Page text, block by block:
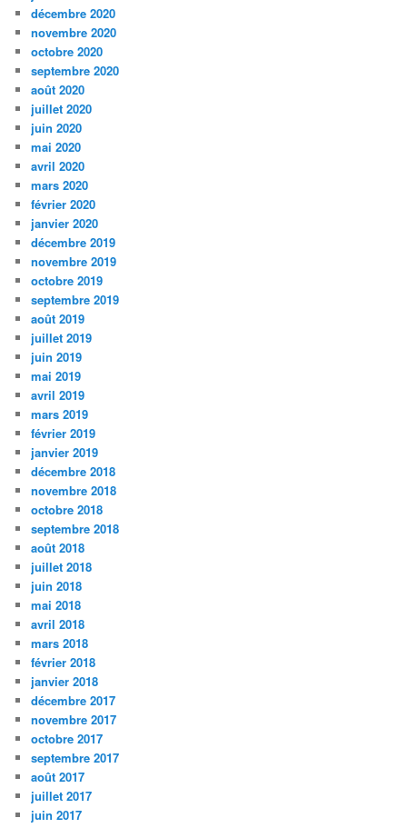
décembre 2020
novembre 2020
octobre 2020
septembre 2020
août 2020
juillet 2020
juin 2020
mai 2020
avril 2020
mars 2020
février 2020
janvier 2020
décembre 2019
novembre 2019
octobre 2019
septembre 2019
août 2019
juillet 2019
juin 2019
mai 2019
avril 2019
mars 2019
février 2019
janvier 2019
décembre 2018
novembre 2018
octobre 2018
septembre 2018
août 2018
juillet 2018
juin 2018
mai 2018
avril 2018
mars 2018
février 2018
janvier 2018
décembre 2017
novembre 2017
octobre 2017
septembre 2017
août 2017
juillet 2017
juin 2017